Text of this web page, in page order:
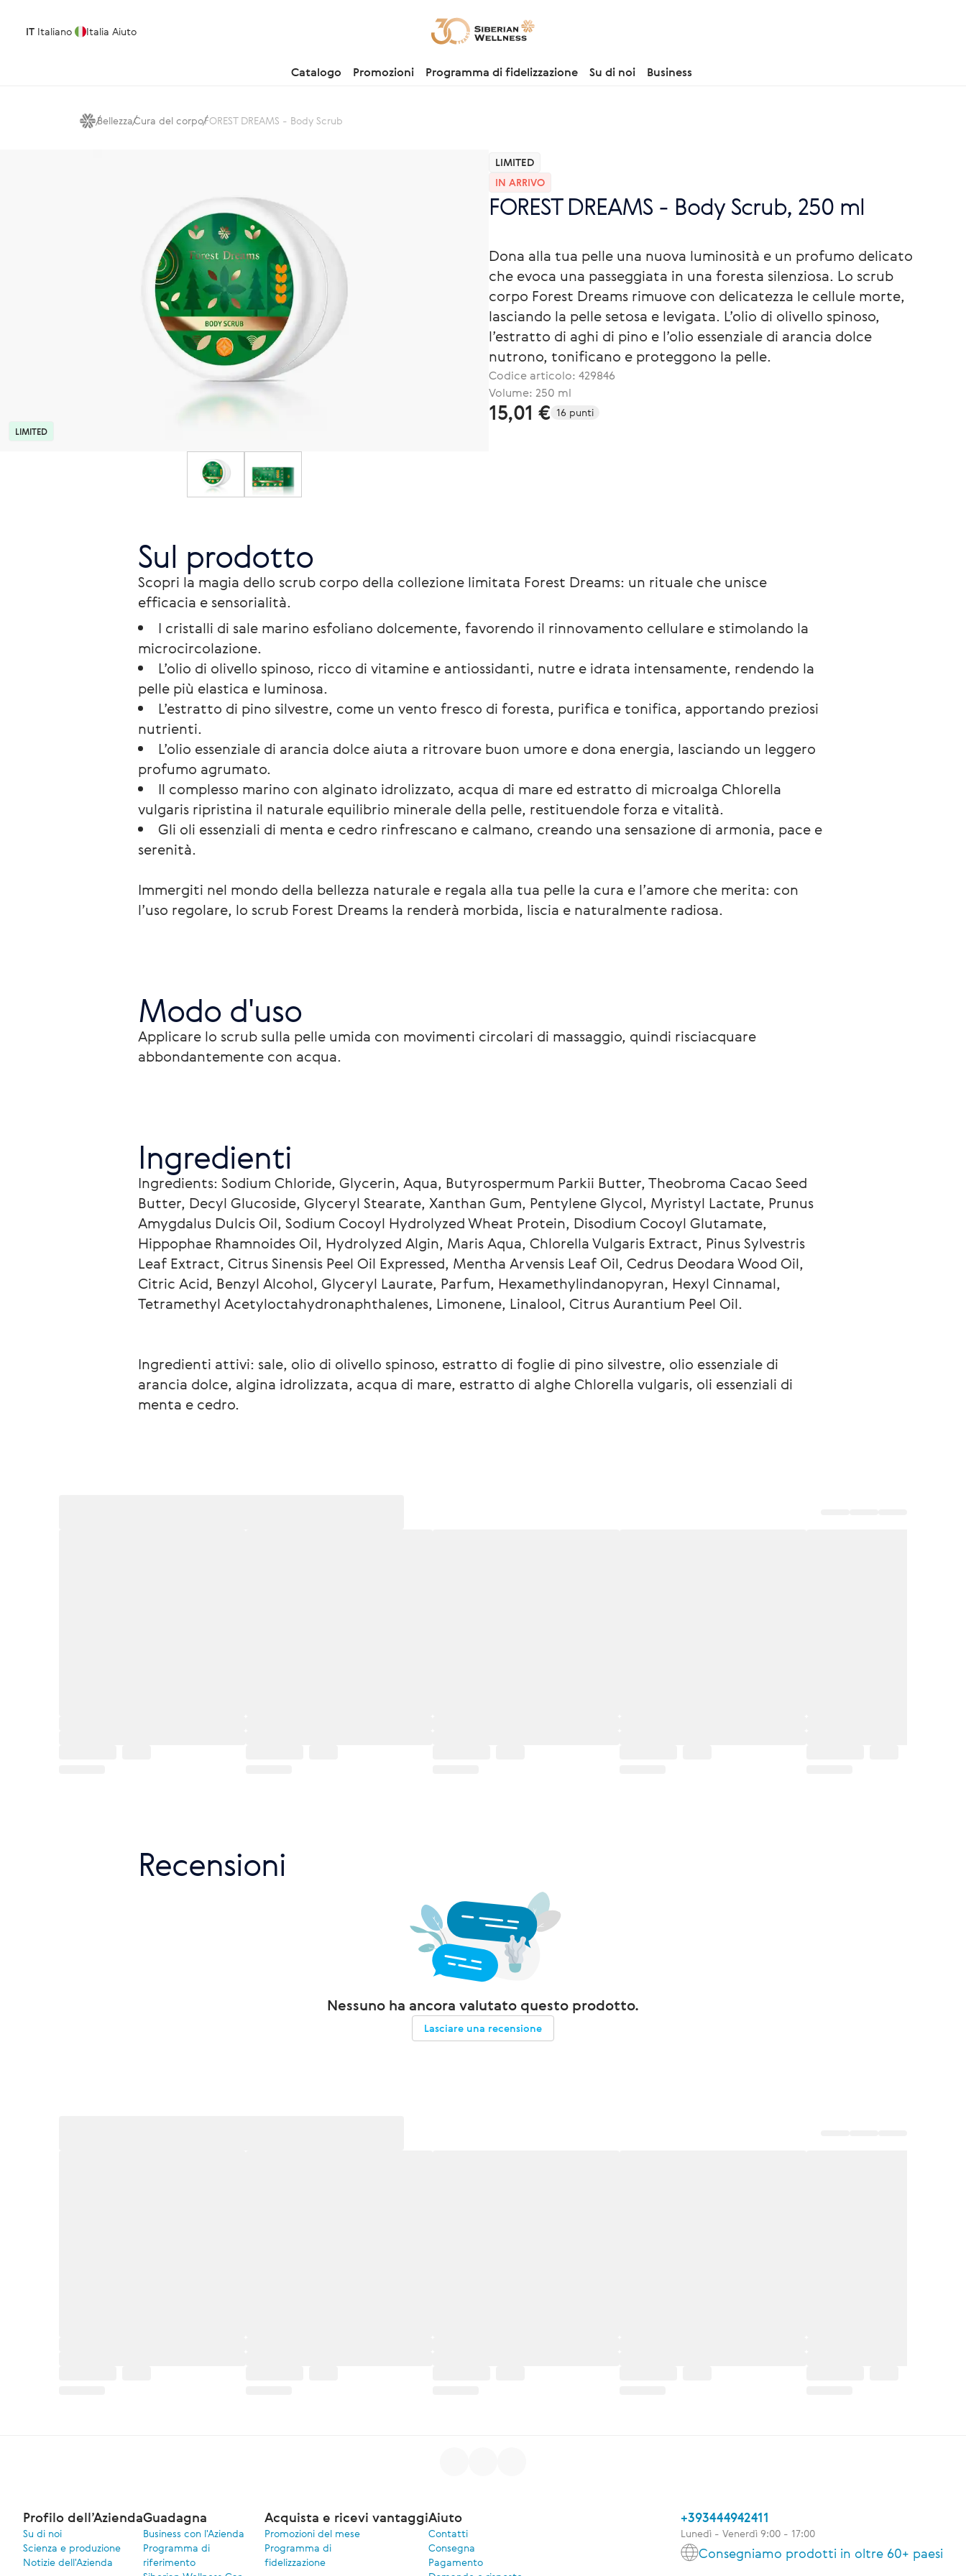
IT Italiano Italia Aiuto
Catalogo Promozioni Programma di fidelizzazione Su di noi Business
BellezzaCura del corpoFOREST DREAMS - Body Scrub
LIMITED
LIMITED
IN ARRIVO
FOREST DREAMS - Body Scrub, 250 ml
Dona alla tua pelle una nuova luminosità e un profumo delicato
che evoca una passeggiata in una foresta silenziosa. Lo scrub
corpo Forest Dreams rimuove con delicatezza le cellule morte,
lasciando la pelle setosa e levigata. L’olio di olivello spinoso,
l’estratto di aghi di pino e l’olio essenziale di arancia dolce
nutrono, tonificano e proteggono la pelle.
Codice articolo: 429846
Volume: 250 ml
15,01 € 16 punti
Sul prodotto
Scopri la magia dello scrub corpo della collezione limitata Forest Dreams: un rituale che unisce
I cristalli di sale marino esfoliano dolcemente, favorendo il rinnovamento cellulare e stimolando la
microcircolazione.
L’olio di olivello spinoso, ricco di vitamine e antiossidanti, nutre e idrata intensamente, rendendo la
pelle più elastica e luminosa.
L’estratto di pino silvestre, come un vento fresco di foresta, purifica e tonifica, apportando preziosi
nutrienti.
L’olio essenziale di arancia dolce aiuta a ritrovare buon umore e dona energia, lasciando un leggero
profumo agrumato.
Il complesso marino con alginato idrolizzato, acqua di mare ed estratto di microalga Chlorella
vulgaris ripristina il naturale equilibrio minerale della pelle, restituendole forza e vitalità.
Gli oli essenziali di menta e cedro rinfrescano e calmano, creando una sensazione di armonia, pace e
serenità.
Immergiti nel mondo della bellezza naturale e regala alla tua pelle la cura e l’amore che merita: con
l’uso regolare, lo scrub Forest Dreams la renderà morbida, liscia e naturalmente radiosa.
Modo d'uso
Applicare lo scrub sulla pelle umida con movimenti circolari di massaggio, quindi risciacquare
abbondantemente con acqua.
Ingredienti
Ingredients: Sodium Chloride, Glycerin, Aqua, Butyrospermum Parkii Butter, Theobroma Cacao Seed
Butter, Decyl Glucoside, Glyceryl Stearate, Xanthan Gum, Pentylene Glycol, Myristyl Lactate, Prunus
Amygdalus Dulcis Oil, Sodium Cocoyl Hydrolyzed Wheat Protein, Disodium Cocoyl Glutamate,
Hippophae Rhamnoides Oil, Hydrolyzed Algin, Maris Aqua, Chlorella Vulgaris Extract, Pinus Sylvestris
Leaf Extract, Citrus Sinensis Peel Oil Expressed, Mentha Arvensis Leaf Oil, Cedrus Deodara Wood Oil,
Citric Acid, Benzyl Alcohol, Glyceryl Laurate, Parfum, Hexamethylindanopyran, Hexyl Cinnamal,
Tetramethyl Acetyloctahydronaphthalenes, Limonene, Linalool, Citrus Aurantium Peel Oil.
Ingredienti attivi: sale, olio di olivello spinoso, estratto di foglie di pino silvestre, olio essenziale di
arancia dolce, algina idrolizzata, acqua di mare, estratto di alghe Chlorella vulgaris, oli essenziali di
menta e cedro.
Recensioni
Nessuno ha ancora valutato questo prodotto.
Lasciare una recensione
Profilo dell’Azienda
Su di noi
Scienza e produzione
Notizie dell'Azienda
Guadagna
Business con l'Azienda
Programma di
riferimento
Acquista e ricevi vantaggi
Promozioni del mese
Programma di
fidelizzazione
Aiuto
Contatti
Consegna
Pagamento
+393444942411
Lunedì - Venerdì 9:00 - 17:00
Consegniamo prodotti in oltre 60+ paesi